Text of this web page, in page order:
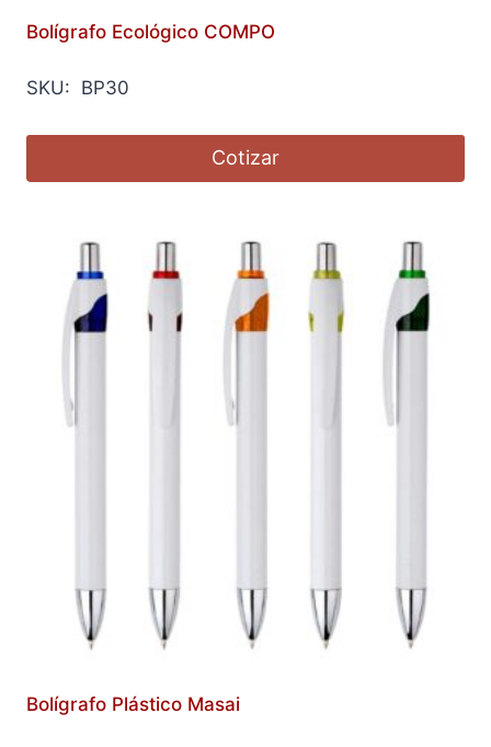
Bolígrafo Ecológico COMPO
SKU: BP30
Cotizar
Bolígrafo Plástico Masai